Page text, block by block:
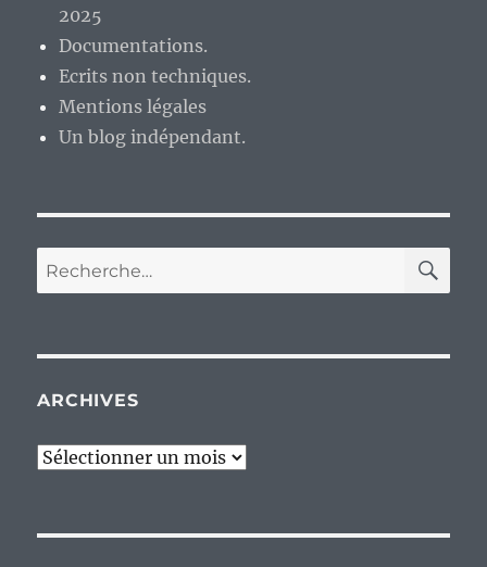
2025
Documentations.
Ecrits non techniques.
Mentions légales
Un blog indépendant.
Recherche
pour :
ARCHIVES
Archives